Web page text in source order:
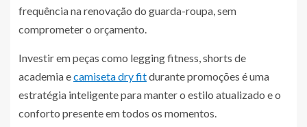
frequência na renovação do guarda-roupa, sem
comprometer o orçamento.
Investir em peças como legging fitness, shorts de
academia ecamiseta dry fitdurante promoções é uma
estratégia inteligente para manter o estilo atualizado e o
conforto presente em todos os momentos.